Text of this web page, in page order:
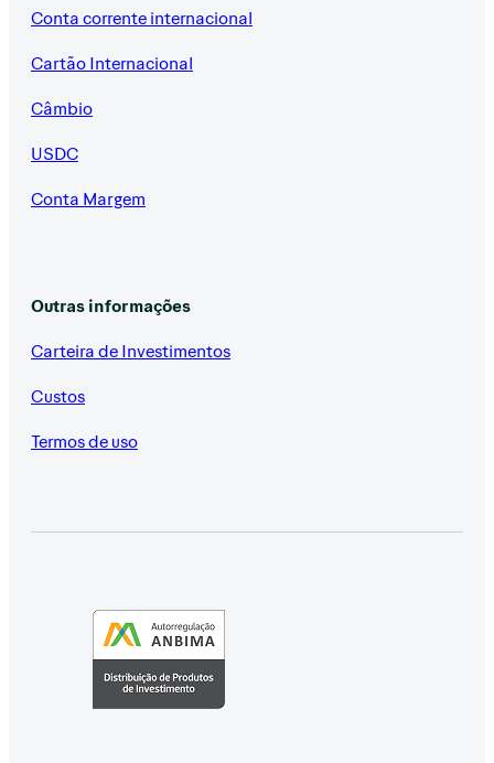
Conta corrente internacional
Cartão Internacional
Câmbio
USDC
Conta Margem
Outras informações
Carteira de Investimentos
Custos
Termos de uso